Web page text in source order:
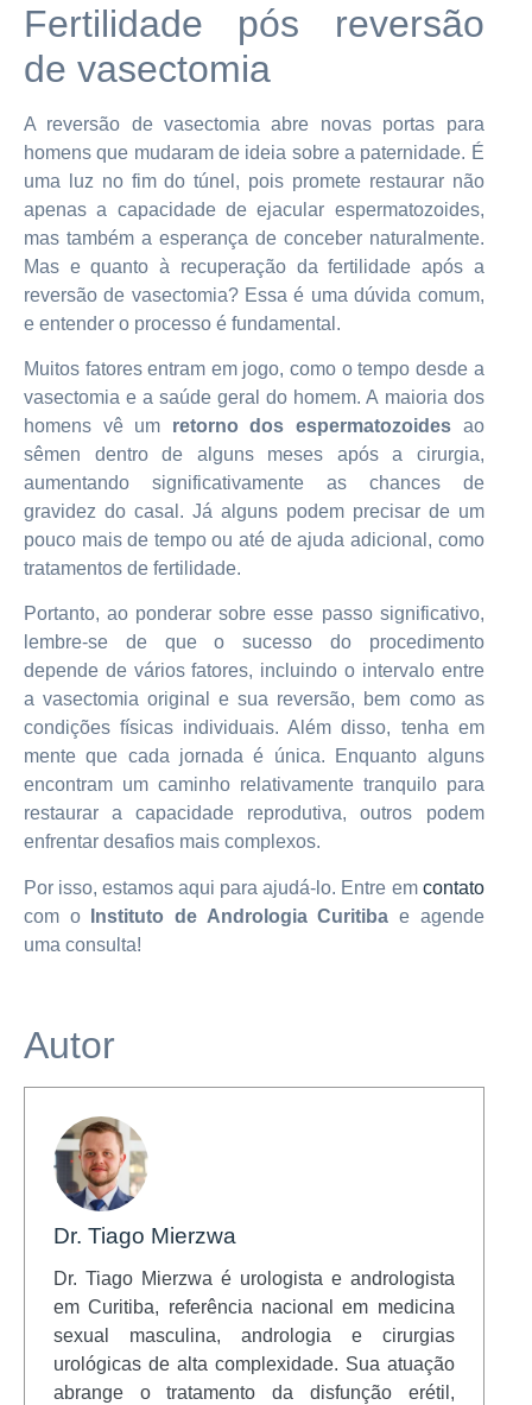
Fertilidade pós reversão
de vasectomia
A reversão de vasectomia abre novas portas para
homens que mudaram de ideia sobre a paternidade. É
uma luz no fim do túnel, pois promete restaurar não
apenas a capacidade de ejacular espermatozoides,
mas também a esperança de conceber naturalmente.
Mas e quanto à recuperação da fertilidade após a
reversão de vasectomia? Essa é uma dúvida comum,
e entender o processo é fundamental.
Muitos fatores entram em jogo, como o tempo desde a
vasectomia e a saúde geral do homem. A maioria dos
homens vê um retorno dos espermatozoides ao
sêmen dentro de alguns meses após a cirurgia,
aumentando significativamente as chances de
gravidez do casal. Já alguns podem precisar de um
pouco mais de tempo ou até de ajuda adicional, como
tratamentos de fertilidade.
Portanto, ao ponderar sobre esse passo significativo,
lembre-se de que o sucesso do procedimento
depende de vários fatores, incluindo o intervalo entre
a vasectomia original e sua reversão, bem como as
condições físicas individuais. Além disso, tenha em
mente que cada jornada é única. Enquanto alguns
encontram um caminho relativamente tranquilo para
restaurar a capacidade reprodutiva, outros podem
enfrentar desafios mais complexos.
Por isso, estamos aqui para ajudá-lo. Entre em contato
com o
Instituto de Andrologia Curitiba e agende
uma consulta!
Autor
Dr. Tiago Mierzwa
Dr. Tiago Mierzwa é urologista e andrologista
em Curitiba, referência nacional em medicina
sexual masculina, andrologia e cirurgias
urológicas de alta complexidade. Sua atuação
abrange o tratamento da disfunção erétil,